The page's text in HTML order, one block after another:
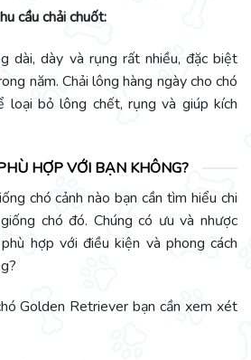
cầu chải chuốt:
dài, dày và rụng rất nhiều, đặc biệt
năm. Chải lông hàng ngày cho chó
loại bỏ lông chết, rụng và giúp kích
HỢP VỚI BẠN KHÔNG?
chó cảnh nào bạn cần tìm hiểu chi
chó đó. Chúng có ưu và nhược
hợp với điều kiện và phong cách
Golden Retriever bạn cần xem xét